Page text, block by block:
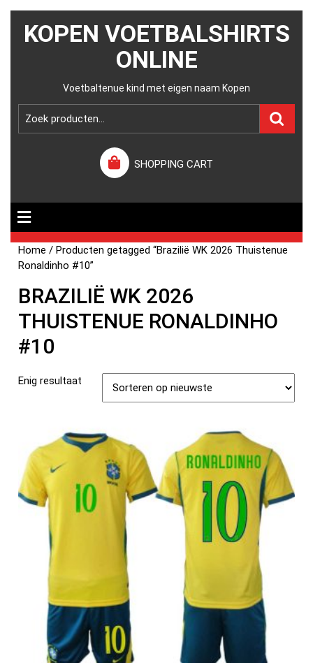
KOPEN VOETBALSHIRTS
ONLINE
Voetbaltenue kind met eigen naam Kopen
SHOPPING CART
Home / Producten getagged “Brazilië WK 2026 Thuistenue
Ronaldinho #10”
BRAZILIË WK 2026
THUISTENUE RONALDINHO
#10
Enig resultaat